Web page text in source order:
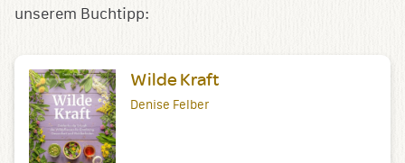
unserem Buchtipp:
Wilde Kraft
Denise Felber